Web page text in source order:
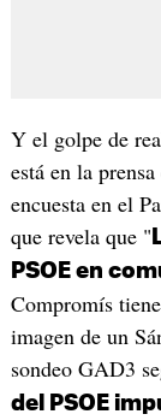
Y el golpe de
está en la
encuesta en el
que revela que "
PSOE en
Compromís
imagen de un
sondeo GAD3
del PSOE